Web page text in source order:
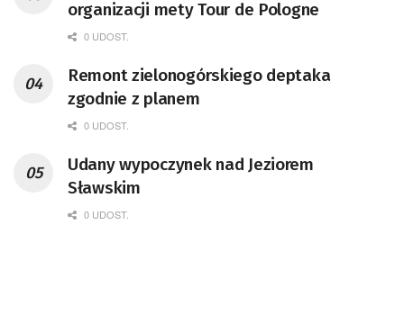
organizacji mety Tour de Pologne
0 UDOST.
Remont zielonogórskiego deptaka
zgodnie z planem
0 UDOST.
Udany wypoczynek nad Jeziorem
Sławskim
0 UDOST.